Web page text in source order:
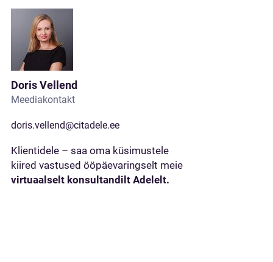
Doris Vellend
Meediakontakt
doris.vellend@citadele.ee
Klientidele – saa oma küsimustele
kiired vastused ööpäevaringselt meie
virtuaalselt konsultandilt Adelelt.